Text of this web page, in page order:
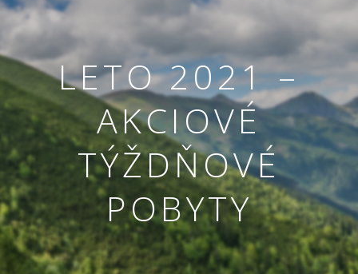
LETO 2021 –
AKCIOVÉ
TÝŽDŇOVÉ
POBYTY